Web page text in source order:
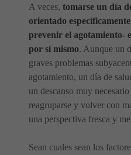
A veces, tomarse un día
orientado
prevenir el agotamiento-
por sí mismo. Aunque un
graves problemas
agotamiento, un día de
un descanso muy
reagruparse y volver con
una perspectiva fresca y
Sean cuales sean los